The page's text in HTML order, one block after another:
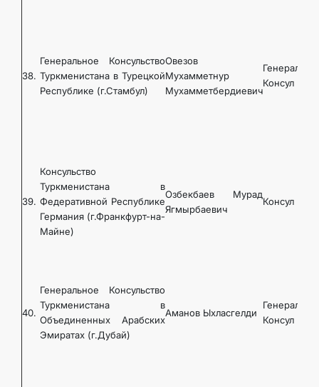
38.
Генеральное Консульство
Туркменистана в Турецкой
Республике (г.Стамбул)
Овезов
Мухамметнур
Мухамметбердиевич
Консул
39.
Консульство
Туркменистана в
Федеративной Республике
Германия (г.Франкфурт-на-
Майне)
Озбекбаев Мурад
Ягмырбаевич
Консул
40.
Генеральное Консульство
Туркменистана в
Объединенных Арабских
Эмиратах (г.Дубай)
Аманов Ыхласгелди
Консул